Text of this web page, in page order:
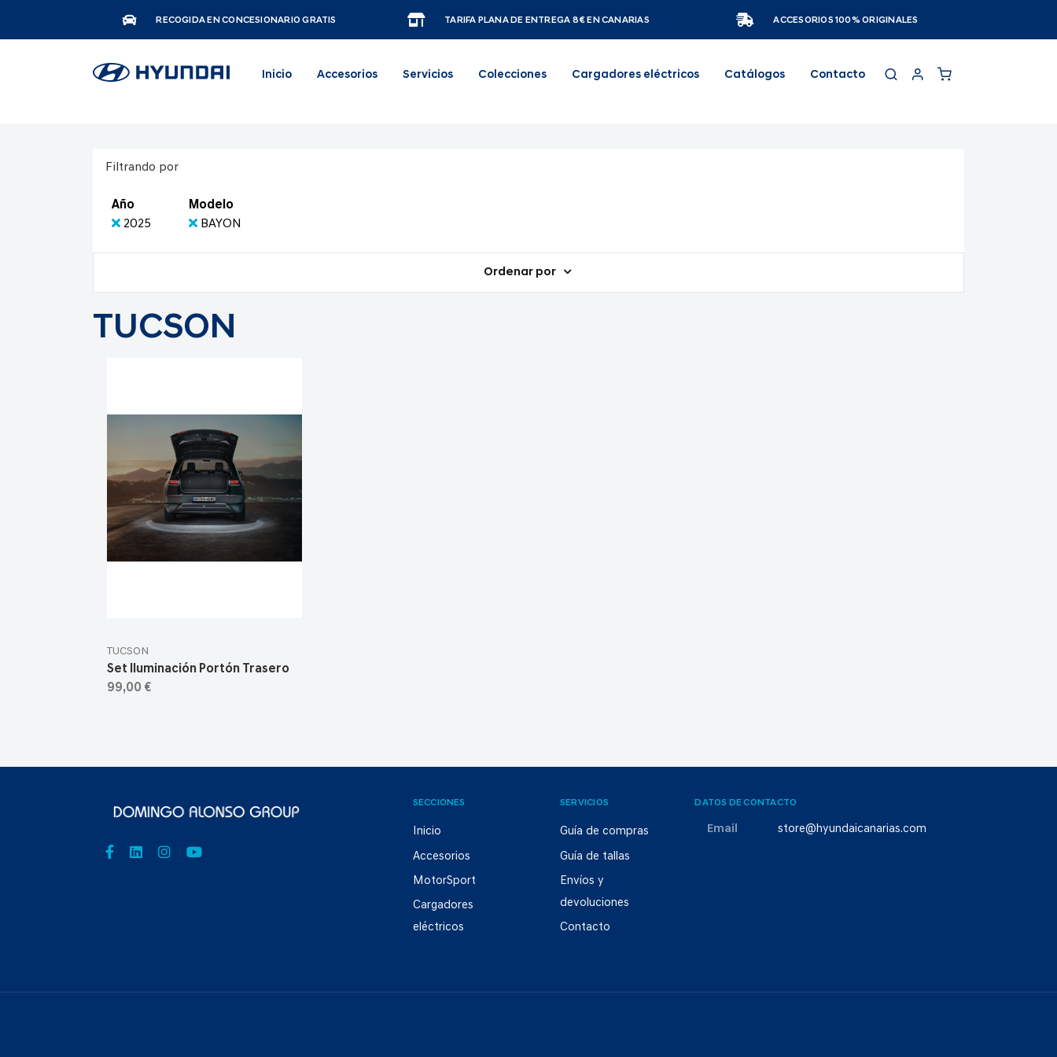
RECOGIDA EN CONCESIONARIO GRATIS TARIFA PLANA DE ENTREGA 8€ EN CANARIAS ACCESORIOS 100% ORIGINALES
Inicio Accesorios Servicios Colecciones Cargadores eléctricos Catálogos Contacto
Filtrando por
Año
2025
Modelo
BAYON
Ordenar por
TUCSON
TUCSON
Set Iluminación Portón Trasero
99,00 €
SECCIONES
Inicio
Accesorios
MotorSport
Cargadores
eléctricos
SERVICIOS
Guía de compras
Guía de tallas
Envíos y
devoluciones
Contacto
DATOS DE CONTACTO
Email store@hyundaicanarias.com